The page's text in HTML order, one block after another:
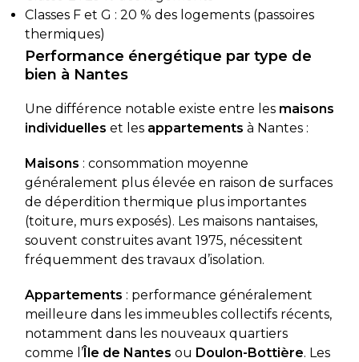
Classes F et G : 20 % des logements (passoires
thermiques)
Performance énergétique par type de
bien à Nantes
Une différence notable existe entre les maisons
individuelles et les appartements à Nantes :
Maisons : consommation moyenne
généralement plus élevée en raison de surfaces
de déperdition thermique plus importantes
(toiture, murs exposés). Les maisons nantaises,
souvent construites avant 1975, nécessitent
fréquemment des travaux d’isolation.
Appartements : performance généralement
meilleure dans les immeubles collectifs récents,
notamment dans les nouveaux quartiers
comme l’Île de Nantes ou Doulon-Bottière. Les